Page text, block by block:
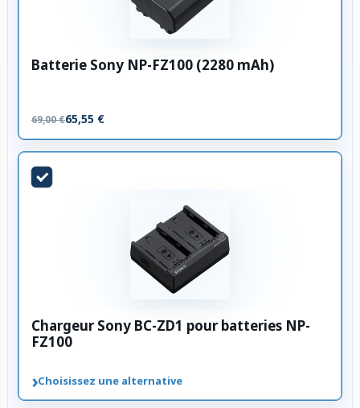
Batterie Sony NP-FZ100 (2280 mAh)
69,00 €65,55 €
Chargeur Sony BC-ZD1 pour batteries NP-
FZ100
›Choisissez une alternative